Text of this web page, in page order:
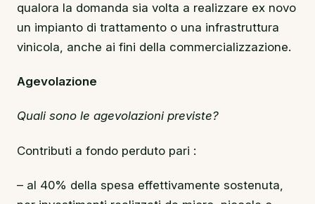
qualora la domanda sia volta a realizzare ex novo
un impianto di trattamento o una infrastruttura
vinicola, anche ai fini della commercializzazione.
Agevolazione
Quali sono le agevolazioni previste?
Contributi a fondo perduto pari :
– al 40% della spesa effettivamente sostenuta,